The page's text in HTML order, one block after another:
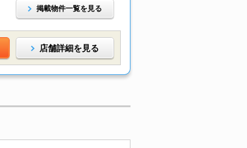
掲載物件一覧を見る
店舗詳細を見る